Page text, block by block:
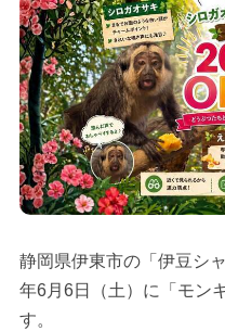
静岡県伊東市の「伊豆シ
年6月6日（土）に「モン
す。